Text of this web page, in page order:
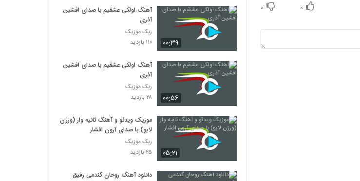
۰ ۰
۰۰:۳۹
آهنگ اولکی عشقیم با صدای افشین
آذری
ربک موزیک
۱۱۰ بازدید
۰۰:۵۶
آهنگ اولکی عشقیم با صدای افشین
آذری
ربک موزیک
۲۸ بازدید
۰۵:۲۱
موزیک ویدئو و آهنگ ثانیه وار (ورژن
لایو) با صدای آرون افشار
ربک موزیک
۲۵ بازدید
دانلود آهنگ روحان گندمی رفیق